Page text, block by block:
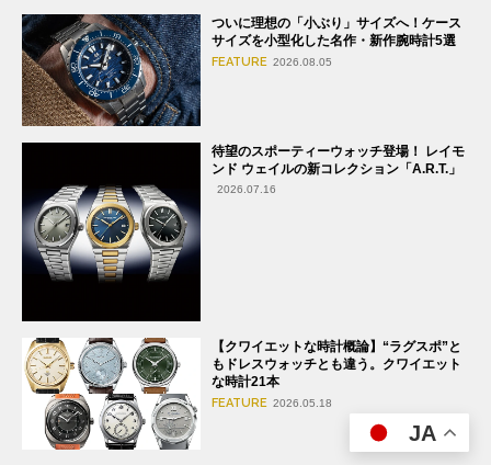
ついに理想の「小ぶり」サイズへ！ケース
サイズを小型化した名作・新作腕時計5選
FEATURE 2026.08.05
待望のスポーティーウォッチ登場！ レイモ
ンド ウェイルの新コレクション「A.R.T.」
2026.07.16
【クワイエットな時計概論】“ラグスポ”と
もドレスウォッチとも違う。クワイエット
な時計21本
FEATURE 2026.05.18
JA